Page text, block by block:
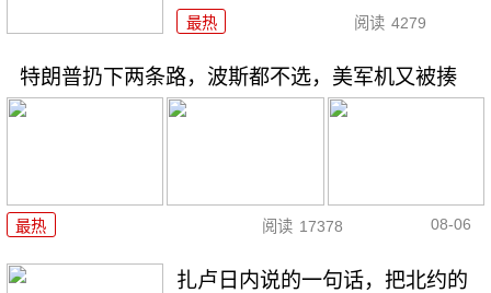
最热 阅读 4279
特朗普扔下两条路，波斯都不选，美军机又被揍
最热 阅读 17378 08-06
扎卢日内说的一句话，把北约的